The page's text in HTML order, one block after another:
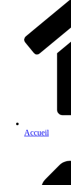
Accueil